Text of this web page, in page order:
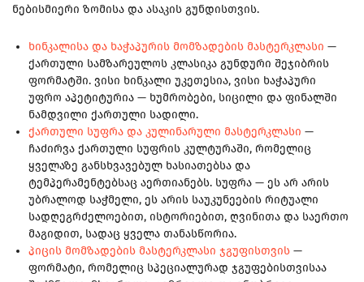
ნებისმიერი ზომისა და ასაკის გუნდისთვის.
ხინკალისა და ხაჭაპურის მომზადების მასტერკლასი —
ქართული სამზარეულოს კლასიკა გუნდური შეჯიბრის
ფორმატში. ვისი ხინკალი უკეთესია, ვისი ხაჭაპური
უფრო აპეტიტურია — ხუმრობები, სიცილი და ფინალში
ნამდვილი ქართული სადილი.
ქართული სუფრა და კულინარული მასტერკლასი —
ჩაძირვა ქართული სუფრის კულტურაში, რომელიც
ყველაზე განსხვავებულ ხასიათებსა და
ტემპერამენტებსაც აერთიანებს. სუფრა — ეს არ არის
უბრალოდ საჭმელი, ეს არის საუკუნეების რიტუალი
სადღეგრძელოებით, ისტორიებით, ღვინითა და საერთო
მაგიდით, სადაც ყველა თანასწორია.
პიცის მომზადების მასტერკლასი ჯგუფისთვის —
ფორმატი, რომელიც სპეციალურად ჯგუფებისთვისაა